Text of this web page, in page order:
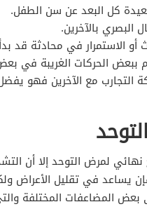
كل البعد عن سن الطفل.
بالآخرين.
أو الاستمرار في محادثة قد
ببعض الحركات الغريبة في
مع الآخرين فهو
لمرض التوحد إلا أن
يساعد في تقليل الأعراض
المضاعفات المختلفة